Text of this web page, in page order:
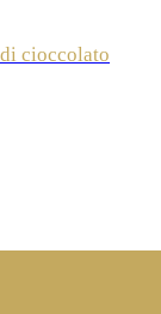
cioccolato